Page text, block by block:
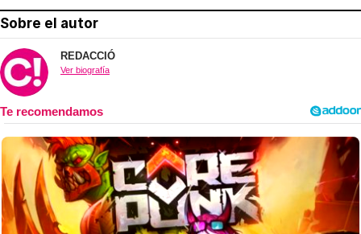
Sobre el autor
REDACCIÓ
Ver biografía